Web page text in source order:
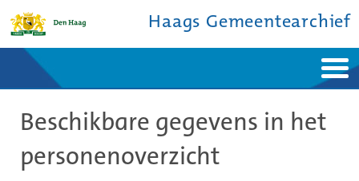
Haags Gemeentearchief
Ontdek de stad
De studiezaal
Bronnen en collecties
Contact
Beschikbare gegevens in het
personenoverzicht